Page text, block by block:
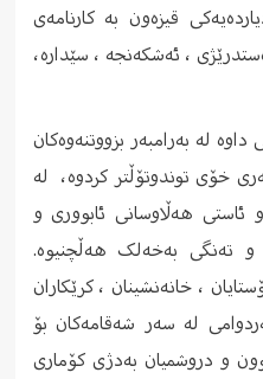
قیزەون بە کارنامەی
، دەستدرێژی ، ئەشکەنجە ، سێدارە،
لە بەرامبەر بزووتنەوەکان
خۆی توندوتۆڵتر کردوە، لە
هەڵاوسانی ئابووری و
و تەنگی بەخەلک هەڵچنیوە.
، خانەنشینان ، کرێکاران
لە سەر شەقامەکان بۆ
و دروشمیان بەدژی کۆماری